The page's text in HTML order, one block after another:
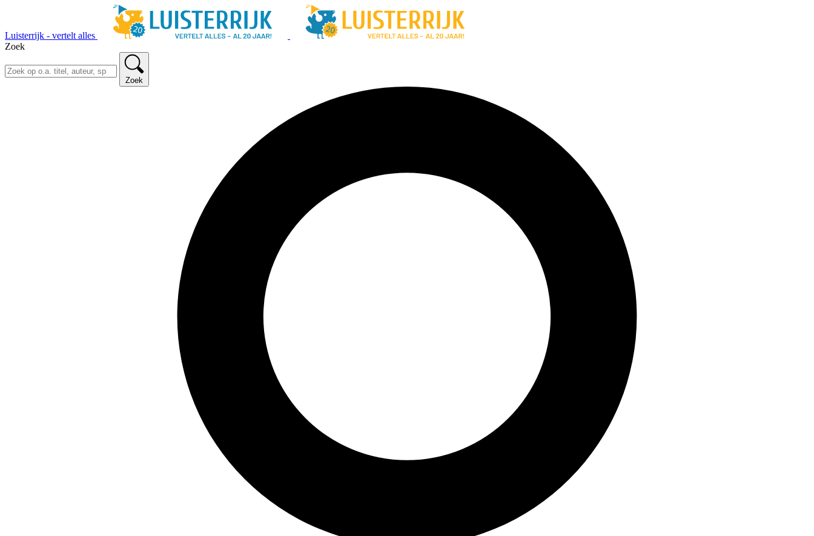
Luisterrijk - vertelt alles
Zoek
Zoek